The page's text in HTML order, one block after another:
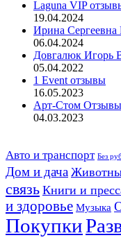
Laguna VIP
19.04.2024
Ирина
06.04.2024
Довгалюк Игорь
05.04.2022
1 Event отзывы
16.05.2023
Арт-Стом Отзывы
04.03.2023
Авто и транспорт Без
Дом и дача
связь Книги и
и здоровье Музыка
Покупки